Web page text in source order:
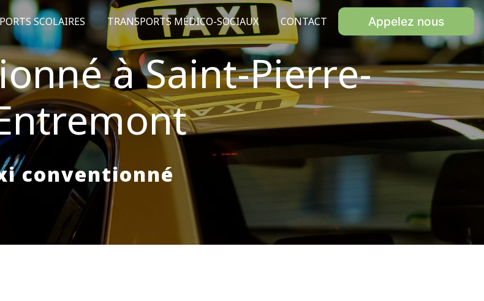
SCOLAIRES TRANSPORTS MÉDICO-SOCIAUX CONTACT Appelez nous
à Saint-Pierre-
conventionné